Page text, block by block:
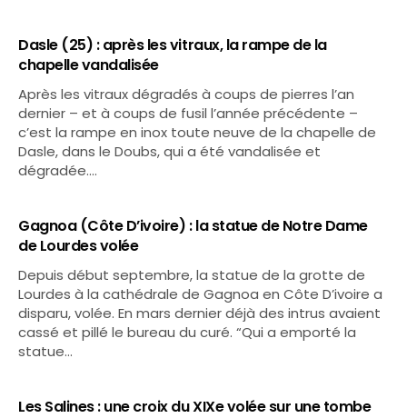
Dasle (25) : après les vitraux, la rampe de la
chapelle vandalisée
Après les vitraux dégradés à coups de pierres l’an
dernier – et à coups de fusil l’année précédente –
c’est la rampe en inox toute neuve de la chapelle de
Dasle, dans le Doubs, qui a été vandalisée et
dégradée.…
Gagnoa (Côte D’ivoire) : la statue de Notre Dame
de Lourdes volée
Depuis début septembre, la statue de la grotte de
Lourdes à la cathédrale de Gagnoa en Côte D’ivoire a
disparu, volée. En mars dernier déjà des intrus avaient
cassé et pillé le bureau du curé. “Qui a emporté la
statue…
Les Salines : une croix du XIXe volée sur une tombe